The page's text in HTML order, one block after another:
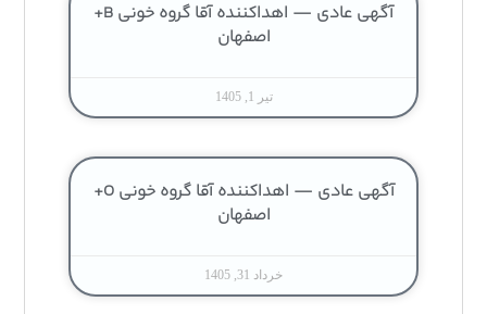
آگهی عادی — اهداکننده آقا گروه خونی B+
اصفهان
تیر 1, 1405
آگهی عادی — اهداکننده آقا گروه خونی O+
اصفهان
خرداد 31, 1405